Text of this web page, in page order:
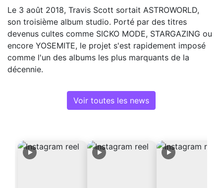
Le 3 août 2018, Travis Scott sortait ASTROWORLD,
son troisième album studio. Porté par des titres
devenus cultes comme SICKO MODE, STARGAZING ou
encore YOSEMITE, le projet s'est rapidement imposé
comme l'un des albums les plus marquants de la
décennie.
Voir toutes les news